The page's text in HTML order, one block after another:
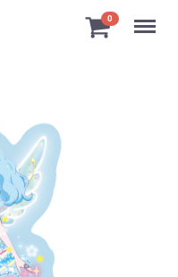
0 Menu